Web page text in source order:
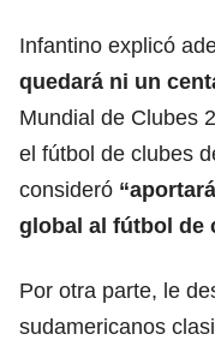
Infantino explicó
quedará ni un
Mundial de Clubes
el fútbol de clubes
consideró
global al fútbol de
Por otra parte, le
sudamericanos